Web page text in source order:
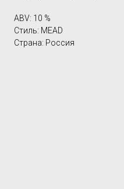
ABV: 10 %
Стиль: MEAD
Страна: Россия